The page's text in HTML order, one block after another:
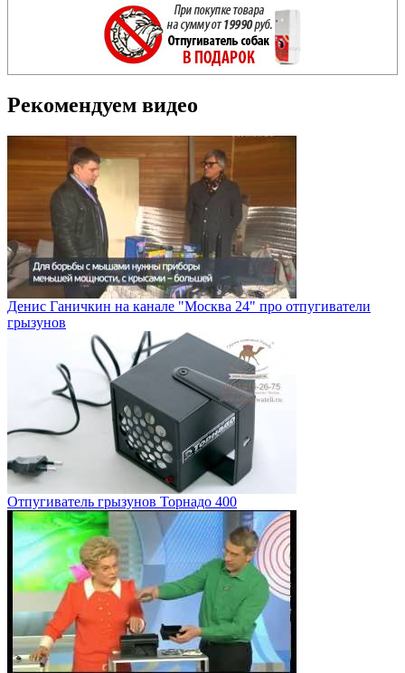
Рекомендуем видео
Денис Ганичкин на канале "Москва 24" про отпугиватели
грызунов
Отпугиватель грызунов Торнадо 400